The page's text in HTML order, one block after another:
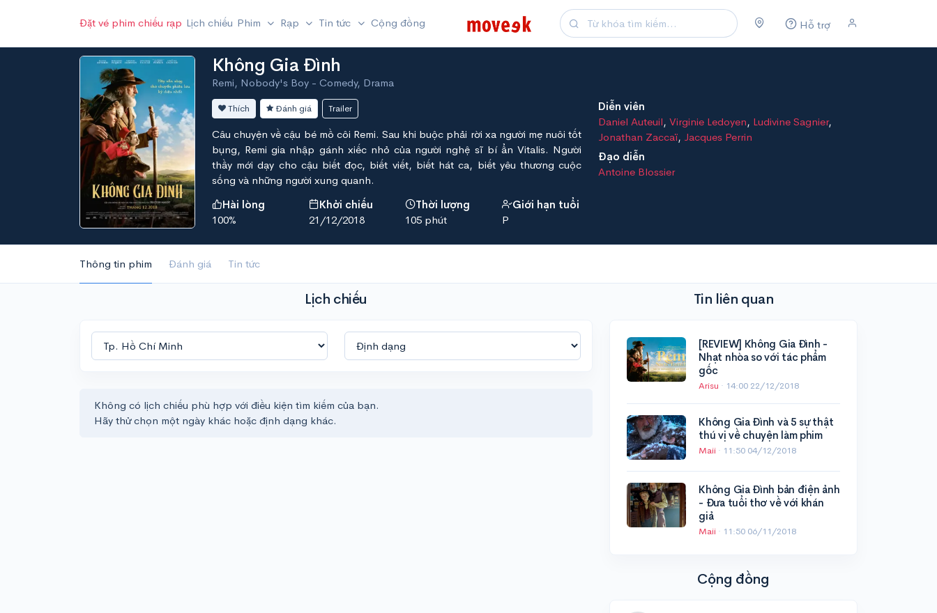
Hỗ trợ
Đặt vé phim chiếu rạp Lịch chiếu Phim Rạp Tin tức Cộng đồng
Không Gia Đình
Remi, Nobody's Boy - Comedy, Drama
Thích Đánh giá Trailer
Câu chuyện về cậu bé mồ côi Remi. Sau khi buộc phải rời xa người mẹ nuôi tốt
bụng, Remi gia nhập gánh xiếc nhỏ của người nghệ sĩ bí ẩn Vitalis. Người
thầy mới dạy cho cậu biết đọc, biết viết, biết hát ca, biết yêu thương cuộc
sống và những người xung quanh.
Hài lòng
100%
Khởi chiếu
21/12/2018
Thời lượng
105 phút
Giới hạn tuổi
P
Diễn viên
Daniel Auteuil,Virginie Ledoyen, Ludivine Sagnier,
Jonathan Zaccaï, Jacques Perrin
Đạo diễn
Antoine Blossier
Thông tin phim Đánh giá Tin tức
Lịch chiếu
Không có lịch chiếu phù hợp với điều kiện tìm kiếm của bạn.
Hãy thử chọn một ngày khác hoặc định dạng khác.
Tin liên quan
[REVIEW] Không Gia Đình -
Nhạt nhòa so với tác phẩm
gốc
Arisu · 14:00 22/12/2018
Không Gia Đình và 5 sự thật
thú vị về chuyện làm phim
Maii · 11:50 04/12/2018
Không Gia Đình bản điện ảnh
- Đưa tuổi thơ về với khán
giả
Maii · 11:50 06/11/2018
Cộng đồng